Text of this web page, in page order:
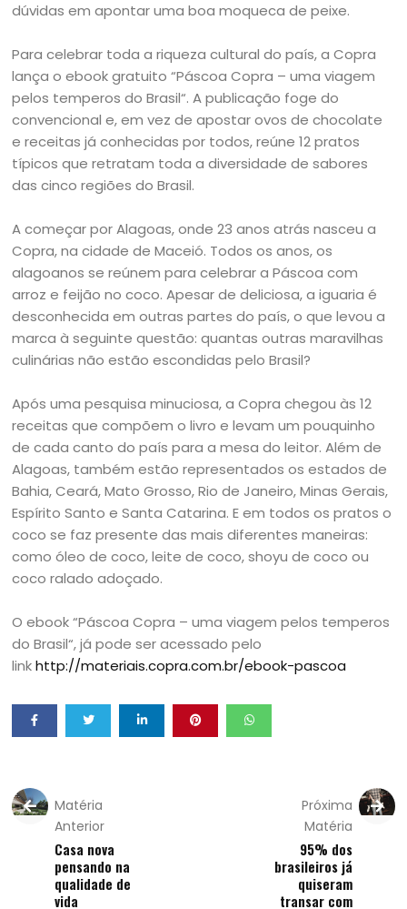
dúvidas em apontar uma boa moqueca de peixe.
Para celebrar toda a riqueza cultural do país, a Copra
lança o ebook gratuito “Páscoa Copra – uma viagem
pelos temperos do Brasil“. A publicação foge do
convencional e, em vez de apostar ovos de chocolate
e receitas já conhecidas por todos, reúne 12 pratos
típicos que retratam toda a diversidade de sabores
das cinco regiões do Brasil.
A começar por Alagoas, onde 23 anos atrás nasceu a
Copra, na cidade de Maceió. Todos os anos, os
alagoanos se reúnem para celebrar a Páscoa com
arroz e feijão no coco. Apesar de deliciosa, a iguaria é
desconhecida em outras partes do país, o que levou a
marca à seguinte questão: quantas outras maravilhas
culinárias não estão escondidas pelo Brasil?
Após uma pesquisa minuciosa, a Copra chegou às 12
receitas que compõem o livro e levam um pouquinho
de cada canto do país para a mesa do leitor. Além de
Alagoas, também estão representados os estados de
Bahia, Ceará, Mato Grosso, Rio de Janeiro, Minas Gerais,
Espírito Santo e Santa Catarina. E em todos os pratos o
coco se faz presente das mais diferentes maneiras:
como óleo de coco, leite de coco, shoyu de coco ou
coco ralado adoçado.
O ebook “Páscoa Copra – uma viagem pelos temperos
do Brasil“, já pode ser acessado pelo
linkhttp://materiais.copra.com.br/ebook-pascoa
Matéria
Anterior
Casa nova
pensando na
qualidade de
vida
Próxima
Matéria
95% dos
brasileiros já
quiseram
transar com